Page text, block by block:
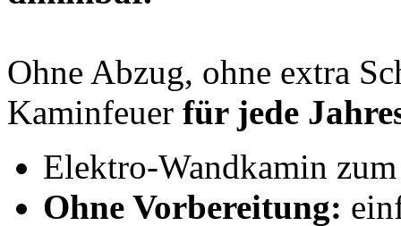
Ohne Abzug, ohne extra
Kaminfeuer für jede
Elektro-Wandkamin
Ohne Vorbereitung: